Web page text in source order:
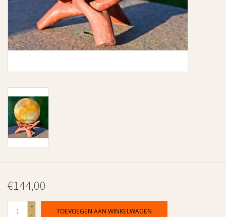
€144,00
+
-
TOEVOEGEN AAN WINKELWAGEN